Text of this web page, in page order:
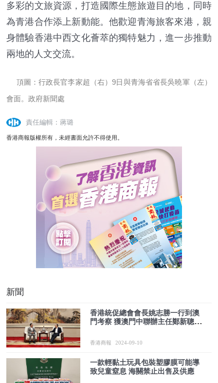
多彩的文旅資源，打造國際生態旅遊目的地，同時
為青港合作添上新動能。他歡迎青海旅客來港，親
身體驗香港中西文化薈萃的獨特魅力，進一步推動
兩地的人文交流。
頂圖：行政長官李家超（右）9日與青海省省長吳曉軍（左）
會面。政府新聞處
責任編輯：蔣璐
香港商報版權所有，未經書面允許不得使用。
新聞
香港統促總會會長姚志勝一行到澳
門考察 獲澳門中聯辦主任鄭新聰會
香港商報 2024-09-10
一款輕黏土玩具包裝塑膠膜可能導
致兒童窒息 海關禁止出售及供應